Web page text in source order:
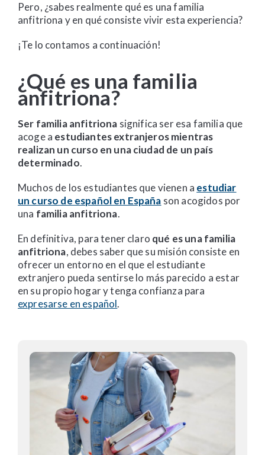
Pero, ¿sabes realmente qué es una familia
anfitriona y en qué consiste vivir esta experiencia?
¡Te lo contamos a continuación!
¿Qué es una familia
anfitriona?
Ser familia anfitriona significa ser esa familia que
acoge a estudiantes extranjeros mientras
realizan un curso en una ciudad de un país
determinado.
Muchos de los estudiantes que vienen a estudiar
un curso de español en España son acogidos por
una familia anfitriona.
En definitiva, para tener claro qué es una familia
anfitriona, debes saber que su misión consiste en
ofrecer un entorno en el que el estudiante
extranjero pueda sentirse lo más parecido a estar
en su propio hogar y tenga confianza para
expresarse en español.